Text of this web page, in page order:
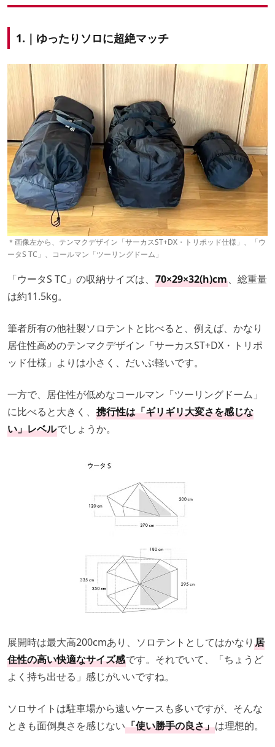
1.｜ゆったりソロに超絶マッチ
＊画像左から、テンマクデザイン「サーカスST+DX・トリポッド仕様」、「ウ
ータS TC」、コールマン「ツーリングドーム」
「ウータS TC」の収納サイズは、 70×29×32(h)cm、総重量
は約11.5kg。
筆者所有の他社製ソロテントと比べると、例えば、かなり
居住性高めのテンマクデザイン「サーカスST+DX・トリポ
ッド仕様」よりは小さく、だいぶ軽いです。
一方で、居住性が低めなコールマン「ツーリングドーム」
に比べると大きく、 携行性は「ギリギリ大変さを感じな
い」レベルでしょうか。
展開時は最大高200cmあり、ソロテントとしてはかなり 居
住性の高い快適なサイズ感です。それでいて、「ちょうど
よく持ち出せる」感じがいいですね。
ソロサイトは駐車場から遠いケースも多いですが、そんな
ときも面倒臭さを感じない「使い勝手の良さ」は理想的。